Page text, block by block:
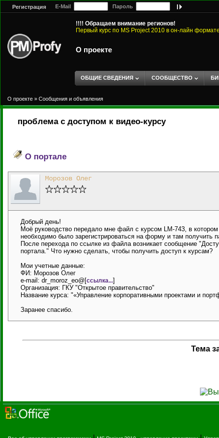
Регистрация E-Mail Пароль
!!!! Обращаем внимание регионов!
Первый курс по MS Project 2010 в он-лайн
О проекте
ОБЩИЕ СВЕДЕНИЯ СООБЩЕСТВО
О проекте » Сообщения и объявления
проблема с доступом к видео-курсу
О портале
Морозов Олег
Добрый день!
Моё руководство передало мне файл с курсом LM-743, в
необходимо было зарегистрироваться на форму и там получить
После перехода по ссылке из файла возникает сообщение
портала." Что нужно сделать, чтобы получить доступ к курсам?
Мои учетные данные:
ФИ: Морозов Олег
e-mail: dr_moroz_eo@[ссылка...]
Организация: ГКУ "Открытое правительство"
Название курса: "«Управление корпоративными проектами и
Заранее спасибо.
Тема